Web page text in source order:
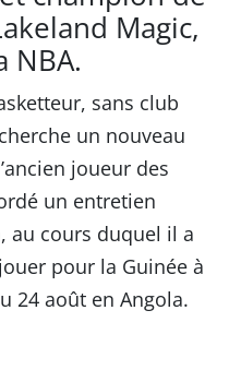
Magic,
NBA.
sans club
un nouveau
joueur des
un entretien
au cours duquel il a
pour la Guinée à
24 août en Angola.